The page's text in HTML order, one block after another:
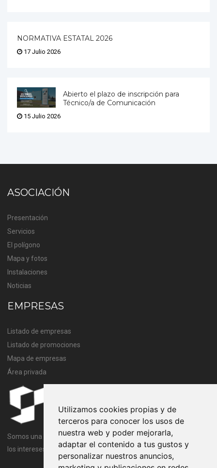
Utilizamos cookies propias y de
terceros para conocer los usos de
nuestra web y poder mejorarla,
adaptar el contenido a tus gustos y
personalizar nuestros anuncios,
NORMATIVA ESTATAL 2026
17 Julio 2026
Abierto el plazo de inscripción para
Técnico/a de Comunicación
15 Julio 2026
ASOCIACIÓN
Presentación
Servicios
El polígono
Mapa y fotos
Instalaciones
Noticias
EMPRESAS
Listado de empresas
Listado de promociones
Mapa de empresas
Área privada
Somos una entidad sin ánimo de lucro cuya finalidad es velar por
los intereses comunes de todos los miembros de la Asociación.